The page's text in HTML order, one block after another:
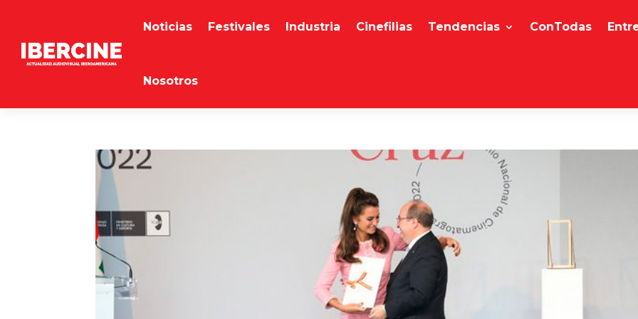
Noticias Festivales Industria Cinefilias Tendencias ConTodas
Nosotros